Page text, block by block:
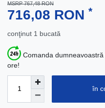
MSRP 767,48 RON
716,08 RON *
conţinut 1 bucată
Comanda
ore!
în